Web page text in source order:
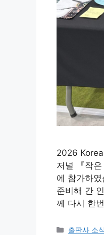
2026
저널 『작
에 참가하
준비해 간
께 다시 한
카
출판사 소식